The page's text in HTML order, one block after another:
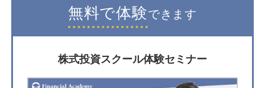
無料で体験できます
株式投資スクール体験セミナー